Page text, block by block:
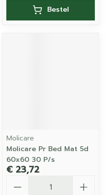
Bestel
Molicare
Molicare Pr Bed Mat 5d
60x60 30 P/s
€ 23,72